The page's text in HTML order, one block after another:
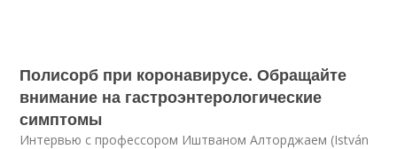
Полисорб при коронавирусе. Обращайте
внимание на гастроэнтерологические
симптомы
Интервью с профессором Иштваном Алторджаем (István